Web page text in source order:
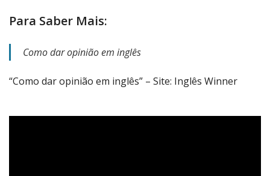
Para Saber Mais:
Como dar opinião em inglês
“Como dar opinião em inglês” – Site: Inglês Winner